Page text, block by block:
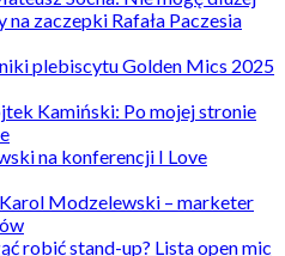
zaczepki Rafała Paczesia
plebiscytu Golden Mics 2025
Kamiński: Po mojej stronie
Karol Modzelewski – marketer